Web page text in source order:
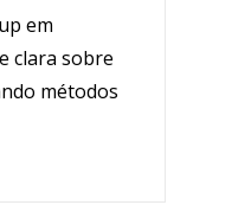
em
clara sobre
métodos